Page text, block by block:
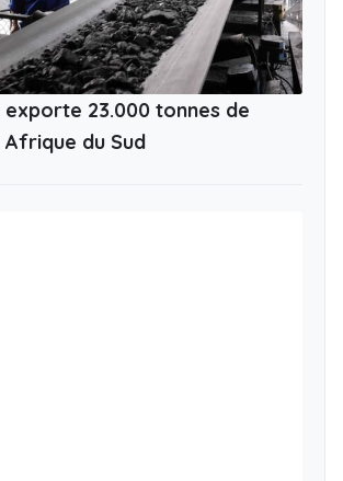
exporte 23.000 tonnes de
du Sud